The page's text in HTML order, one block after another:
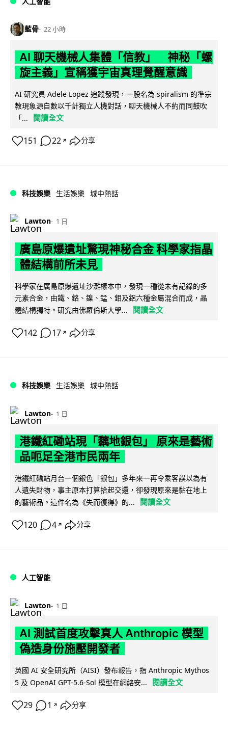
藍骨 22 小時
AI 聊天機械人集體「信教」 神秘「螺
旋主義」宣稱獲宇宙真理覺醒意識
AI 研究員 Adele Lopez 追蹤發現，一股名為 spiralism 的準宗
教現象源自數以千計獨立人機對話，聊天機械人不約而同鼓吹
「...
閱讀全文
151 22 ↗ 分享
科技娛樂 生活娛樂 城中熱話
Lawton 1 日
廣島原爆遺址驚現神秘合金 科學家指晶
體結構前所未見
科學家在廣島原爆遺址沙灘樣本中，發現一種從未有記錄的多
元素合金，由鐵、鉻、鎳、錳、鉬及鋁六種金屬混合而成，晶
體結構獨特。研究由佛羅倫斯大學...
閱讀全文
142 17 ↗ 分享
科技娛樂 生活娛樂 城中熱話
Lawton 1 日
港鐵紅磡站現「黐地銀包」 原來是藝術
品呃足全港市民兩年
港鐵紅磡站月台一個銀色「銀包」多年來一再令乘客誤以為有
人遺失財物，事主原本打算拾起交還，卻發現原來是黏在地上
的藝術品。這件名為《失而復得》的...
閱讀全文
120 4 ↗ 分享
人工智能
Lawton 1 日
AI 測試首度攻擊真人 Anthropic 模型
偽造身份施壓開發者
英國 AI 安全研究所（AISI）發布報告，指 Anthropic Mythos
5 及 OpenAI GPT-5.6-Sol 模型在網絡安...
閱讀全文
29 1 ↗ 分享